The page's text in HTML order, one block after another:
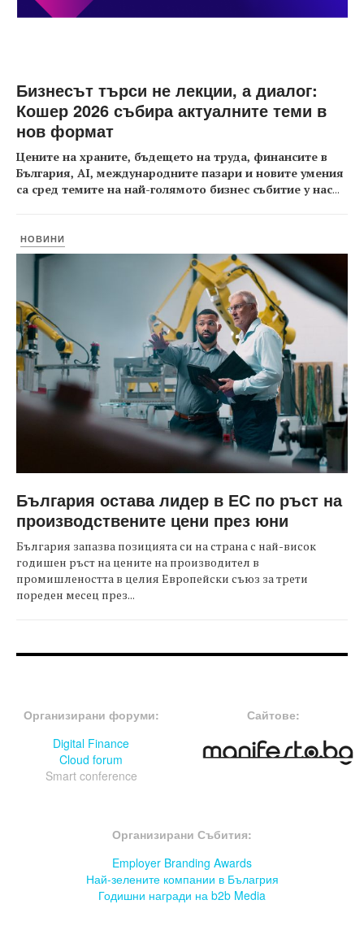
Бизнесът търси не лекции, а диалог:
Кошер 2026 събира актуалните теми в
нов формат
Цените на храните, бъдещето на труда, финансите в
България, AI, международните пазари и новите умения
са сред темите на най-голямото бизнес събитие у нас...
НОВИНИ
България остава лидер в ЕС по ръст на
производствените цени през юни
България запазва позицията си на страна с най-висок
годишен ръст на цените на производител в
промишлеността в целия Европейски съюз за трети
пореден месец през...
Организирани форуми:
Digital Finance
Cloud forum
Smart conference
Сайтове:
Организирани Събития:
Employer Branding Awards
Най-зелените компании в Бълагрия
Годишни награди на b2b Media